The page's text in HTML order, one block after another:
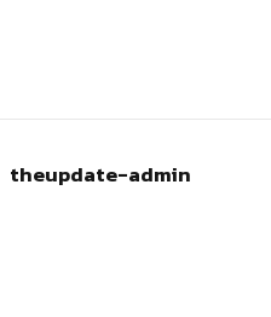
theupdate-admin